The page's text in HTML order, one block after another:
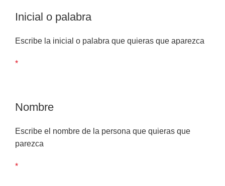
Inicial o palabra
Escribe la inicial o palabra que quieras que aparezca
*
Nombre
Escribe el nombre de la persona que quieras que
parezca
*